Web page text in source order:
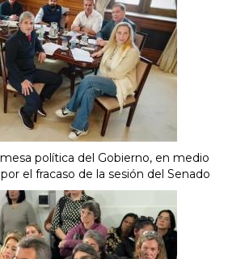
política del Gobierno, en medio
el fracaso de la sesión del Senado